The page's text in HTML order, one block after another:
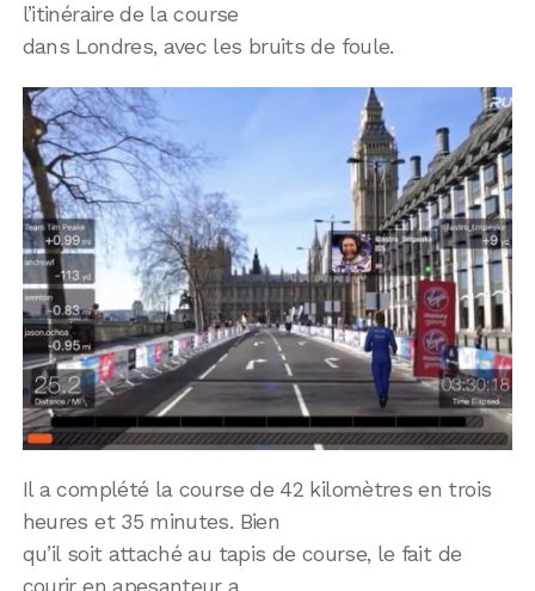
l’itinéraire de la course
dans Londres, avec les bruits de foule.
Il a complété la course de 42 kilomètres en trois
heures et 35 minutes. Bien
qu’il soit attaché au tapis de course, le fait de
courir en apesanteur a